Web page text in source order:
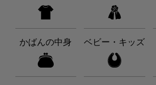
かばんの中身 ベビー・キッズ